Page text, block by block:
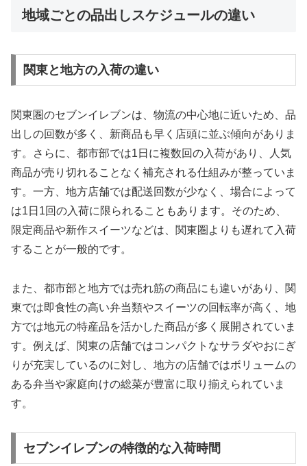
地域ごとの品出しスケジュールの違い
関東と地方の入荷の違い
関東圏のセブンイレブンは、物流の中心地に近いため、品
出しの回数が多く、新商品も早く店頭に並ぶ傾向がありま
す。さらに、都市部では1日に複数回の入荷があり、人気
商品が売り切れることなく補充される仕組みが整っていま
す。一方、地方店舗では配送回数が少なく、場合によって
は1日1回の入荷に限られることもあります。そのため、
限定商品や新作スイーツなどは、関東圏よりも遅れて入荷
することが一般的です。
また、都市部と地方では売れ筋の商品にも違いがあり、関
東では即食性の高い弁当類やスイーツの回転率が高く、地
方では地元の特産品を活かした商品が多く展開されていま
す。例えば、関東の店舗ではコンパクトなサラダやおにぎ
りが充実しているのに対し、地方の店舗ではボリュームの
ある弁当や家庭向けの総菜が豊富に取り揃えられていま
す。
セブンイレブンの特徴的な入荷時間